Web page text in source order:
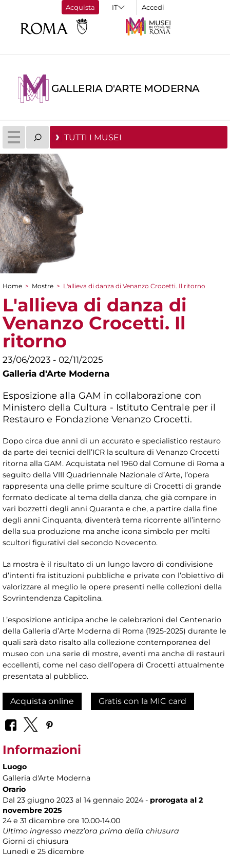
Acquista Accedi
GALLERIA D'ARTE MODERNA
TUTTI I MUSEI
Tu sei qui
Home > Mostre > L'allieva di danza di Venanzo Crocetti. Il ritorno
L'allieva di danza di
Venanzo Crocetti. Il
ritorno
23/06/2023 - 02/11/2025
Galleria d'Arte Moderna
Esposizione alla GAM in collaborazione con
Ministero della Cultura - Istituto Centrale per il
Restauro e Fondazione Venanzo Crocetti.
Dopo circa due anni di un accurato e specialistico restauro
da parte dei tecnici dell’ICR la scultura di Venanzo Crocetti
ritorna alla GAM. Acquistata nel 1960 dal Comune di Roma a
seguito della VIII Quadriennale Nazionale d’Arte, l’opera
rappresenta una delle prime sculture di Crocetti di grande
formato dedicate al tema della danza, che già compare in
vari bozzetti degli anni Quaranta e che, a partire dalla fine
degli anni Cinquanta, diventerà tema ricorrente all’interno
della sua produzione ma anche icona simbolo per molti
scultori figurativi del secondo Novecento.
La mostra è il risultato di un lungo lavoro di condivisione
d’intenti fra istituzioni pubbliche e private con l’obiettivo di
valorizzare al meglio le opere presenti nelle collezioni della
Sovrintendenza Capitolina.
L’esposizione anticipa anche le celebrazioni del Centenario
della Galleria d’Arte Moderna di Roma (1925-2025) durante le
quali sarà dato risalto alla collezione contemporanea del
museo con una serie di mostre, eventi ma anche di restauri
eccellenti, come nel caso dell’opera di Crocetti attualmente
presentata al pubblico.
Acquista online Gratis con la MIC card
Informazioni
Luogo
Galleria d'Arte Moderna
Orario
Dal 23 giugno 2023 al 14 gennaio 2024 - prorogata al 2
novembre 2025
24 e 31 dicembre ore 10.00-14.00
Ultimo ingresso mezz’ora prima della chiusura
Giorni di chiusura
Lunedì e 25 dicembre